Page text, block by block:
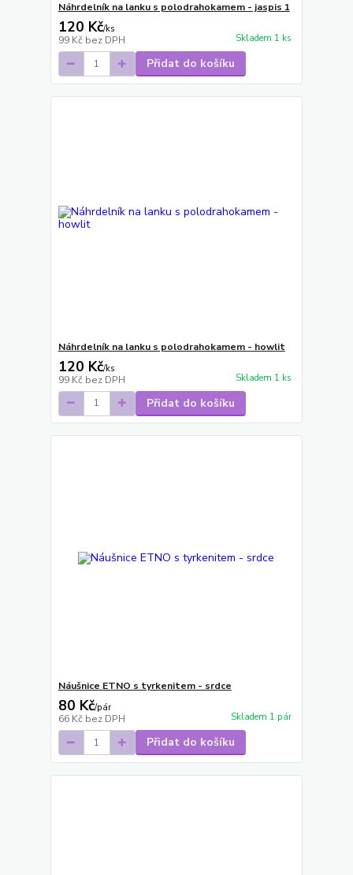
Náhrdelník na lanku s polodrahokamem - jaspis 1
120 Kč/ks
99 Kč bez DPH Skladem 1 ks
Přidat do košíku
Náhrdelník na lanku s polodrahokamem - howlit
120 Kč/ks
99 Kč bez DPH Skladem 1 ks
Přidat do košíku
Náušnice ETNO s tyrkenitem - srdce
80 Kč/pár
66 Kč bez DPH Skladem 1 pár
Přidat do košíku